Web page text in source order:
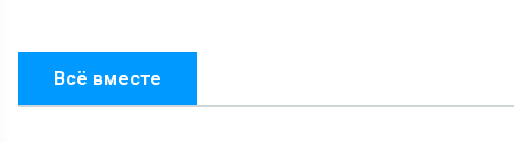
Всё вместе